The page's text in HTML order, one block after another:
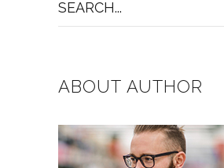
ABOUT AUTHOR